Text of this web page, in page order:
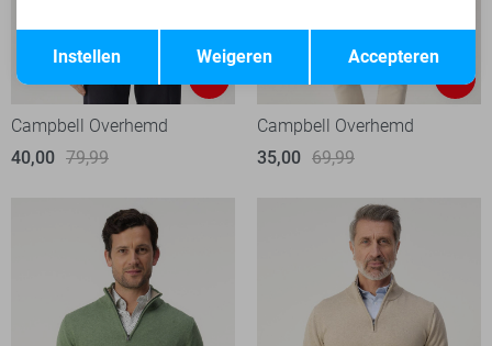
Campbell Overhemd
40,00 79,99
Campbell Overhemd
35,00 69,99
Terug Opslaan
Accepteren
Weigeren
Instellen